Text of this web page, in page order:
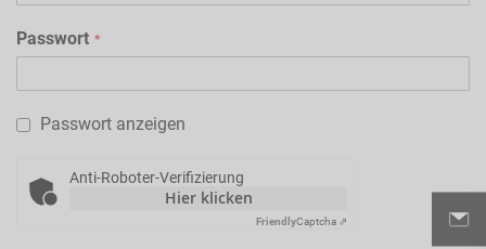
Passwort
Passwort anzeigen
Anti-Roboter-Verifizierung
Hier klicken
FriendlyCaptcha ⇗